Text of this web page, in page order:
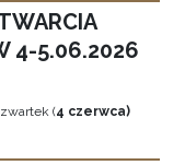
4-5.06.2026
(4 czerwca)